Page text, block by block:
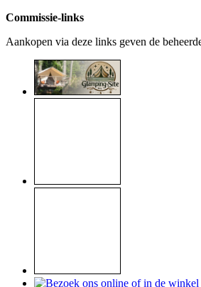
Commissie-links
Aankopen via deze links geven de